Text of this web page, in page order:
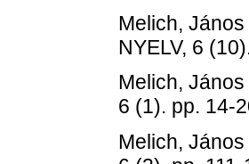
Melich, János
NYELV, 6
Melich, János
6 (1). pp. 14-
Melich, János